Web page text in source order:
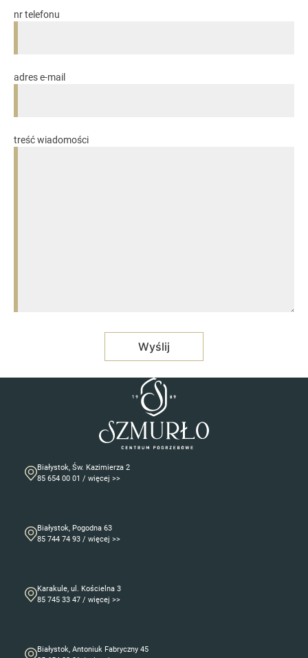
nr telefonu
adres e-mail
treść wiadomości
Białystok, Św. Kazimierza 2
85 654 00 01 / więcej >>
Białystok, Pogodna 63
85 744 74 93 / więcej >>
Karakule, ul. Kościelna 3
85 745 33 47 / więcej >>
Białystok, Antoniuk Fabryczny 45